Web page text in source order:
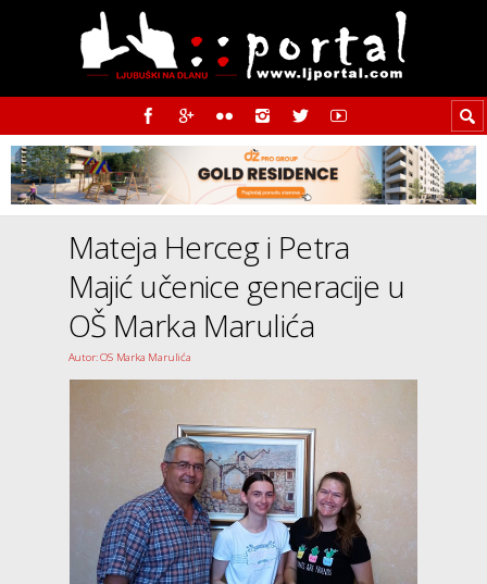
Mateja Herceg i Petra
Majić učenice generacije u
OŠ Marka Marulića
Autor: OS Marka Marulića